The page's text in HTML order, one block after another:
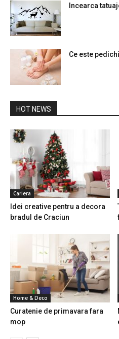
Incearca
Ce este
HOT NEWS
Cariera
Idei creative pentru a decora
bradul de Craciun
Home & Deco
Curatenie de primavara fara
mop